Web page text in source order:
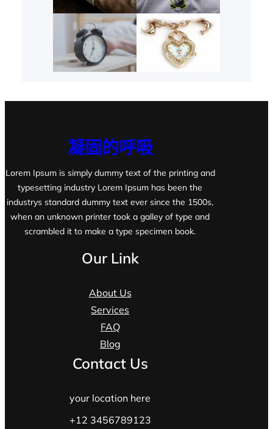
凝固的呼吸
Lorem Ipsum is simply dummy text of the printing and
typesetting industry Lorem Ipsum has been the
industrys standard dummy text ever since the 1500s,
when an unknown printer took a galley of type and
scrambled it to make a type specimen book.
Our Link
About Us
Services
FAQ
Blog
Contact Us
your location here
+12 3456789123